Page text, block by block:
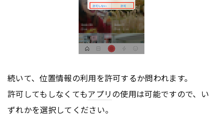
続いて、位置情報の利用を許可するか問われます。
許可してもしなくてもアプリの使用は可能ですので、い
ずれかを選択してください。